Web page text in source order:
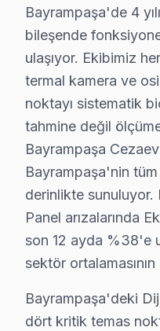
Anakart tamiri de
Bayrampaşa'de
Bayrampaşa, tarihsel
Fabrika Servis’in
Bayrampaşa
Forum İstanbul
Fabrika Servis —
Bir de şunu
Müşterilerimiz
Şeffaf
Bayrampaşa'de 4
bileşende
ulaşıyor. Ekibimiz
termal kamera ve
noktayı sistematik
tahmine değil
Bayrampaşa
Bayrampaşa'nin tüm
derinlikte
Panel arızalarında
son 12 ayda %38'e
sektör
Bayrampaşa'deki
dört kritik temas